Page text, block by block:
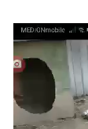
Video-
Player